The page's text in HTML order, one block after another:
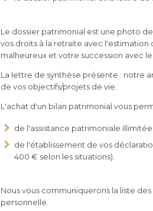
Le dossier patrimonial est une photo
vos droits à la retraite avec
malheureux et votre succession avec
La lettre de synthèse présente : notre
de vos objectifs/projets de vie.
L'achat d'un bilan patrimonial vous
de l'assistance patrimoniale
de l'établissement de vos
400 € selon les situations).
Nous vous communiquerons la liste
personnelle.